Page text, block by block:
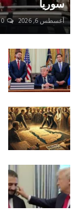
سوريا
أغسطس 6, 2026 0